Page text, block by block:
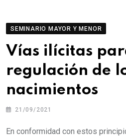
SEMINARIO MAYOR Y MENOR
Vías ilícitas
regulación de
nacimientos
21/09/2021
En conformidad con estos